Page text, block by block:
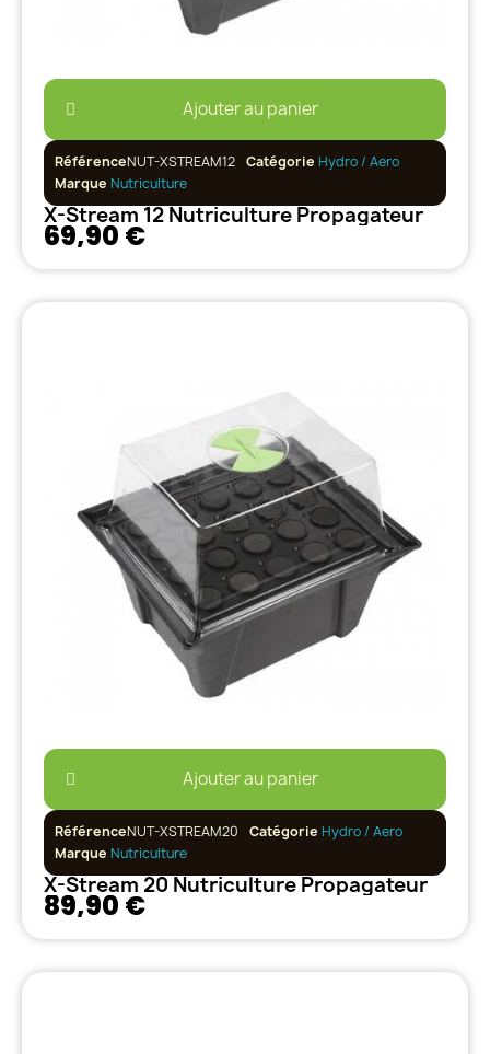
Ajouter au panier
RéférenceNUT-XSTREAM12 Catégorie Hydro / Aero
Marque Nutriculture
X-Stream 12 Nutriculture Propagateur
69,90 €
Ajouter au panier
RéférenceNUT-XSTREAM20 Catégorie Hydro / Aero
Marque Nutriculture
X-Stream 20 Nutriculture Propagateur
89,90 €